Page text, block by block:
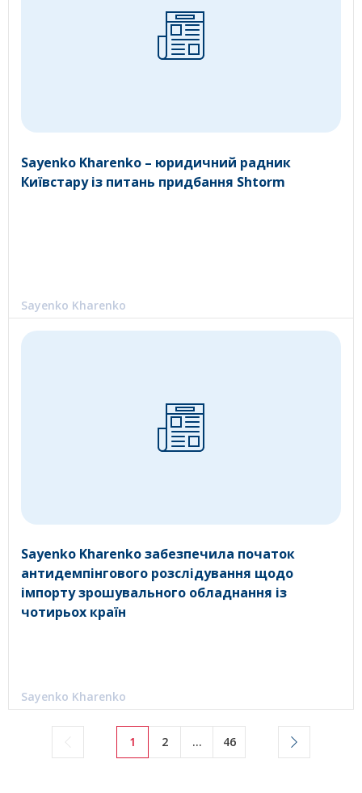
Sayenko Kharenko – юридичний радник
Київстару із питань придбання Shtorm
Sayenko Kharenko
Sayenko Kharenko забезпечила початок
антидемпінгового розслідування щодо
імпорту зрошувального обладнання із
чотирьох країн
Sayenko Kharenko
1 2 ... 46